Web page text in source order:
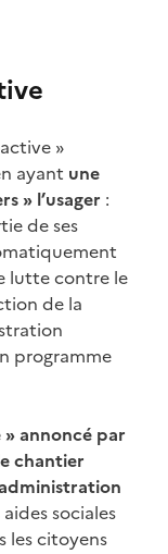
»
ayant une
» l’usager :
de ses
lutte contre le
de la
programme
annoncé par
chantier
sociales
les citoyens